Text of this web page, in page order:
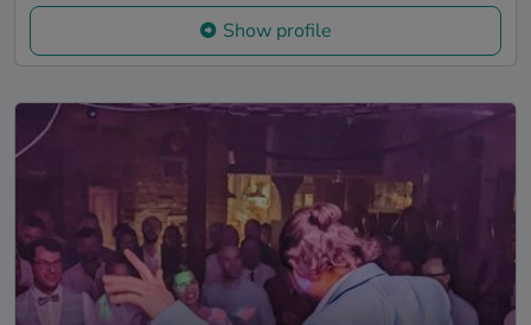
Show profile